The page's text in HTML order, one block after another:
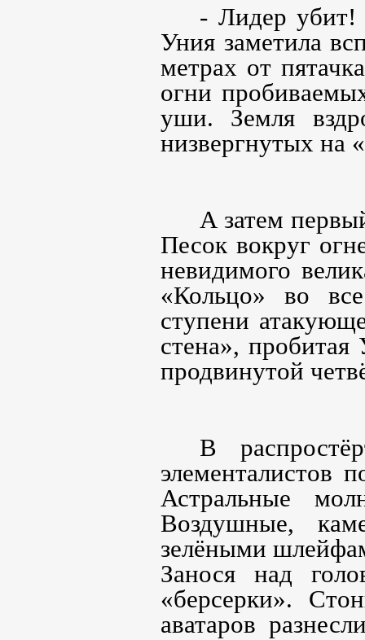
- Лидер убит!
Уния заметила
метрах от
огни
уши. Земля
низвергнутых на
А затем
Песок вокруг
невидимого
«Кольцо» во
ступени
стена»,
продвинутой
В
элементалистов
Астральные
Воздушные,
зелёными
Занося над
«берсерки».
аватаров